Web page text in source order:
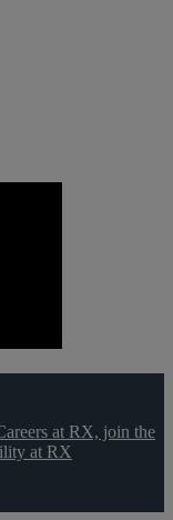
at RX, join the
at RX